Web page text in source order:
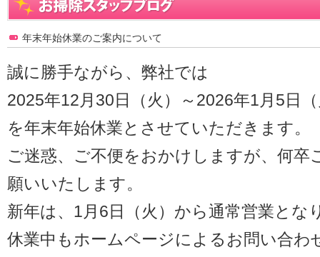
年末年始休業のご案内について
誠に勝手ながら、弊社では
2025年12月30日（火）～2026年1月5日
を年末年始休業とさせていただきます。
ご迷惑、ご不便をおかけしますが、何
願いいたします。
新年は、1月6日（火）から通常営業とな
休業中もホームページによるお問い合わ